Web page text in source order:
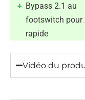
Bypass 2.1 au
footswitch pour
rapide
Vidéo du